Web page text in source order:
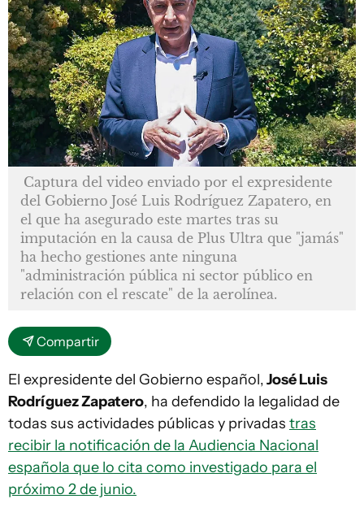
Captura del video enviado por el expresidente
del Gobierno José Luis Rodríguez Zapatero, en
el que ha asegurado este martes tras su
imputación en la causa de Plus Ultra que "jamás"
ha hecho gestiones ante ninguna
"administración pública ni sector público en
relación con el rescate" de la aerolínea.
Compartir
El expresidente del Gobierno español,José Luis
Rodríguez Zapatero, ha defendido la legalidad de
todas sus actividades públicas y privadas tras
recibir la notificación de la Audiencia Nacional
española que lo cita como investigado para el
próximo 2 de junio.